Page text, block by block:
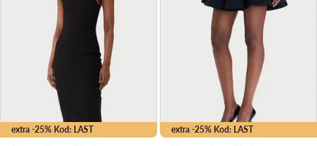
extra -25% Kod: LAST extra -25% Kod: LAST